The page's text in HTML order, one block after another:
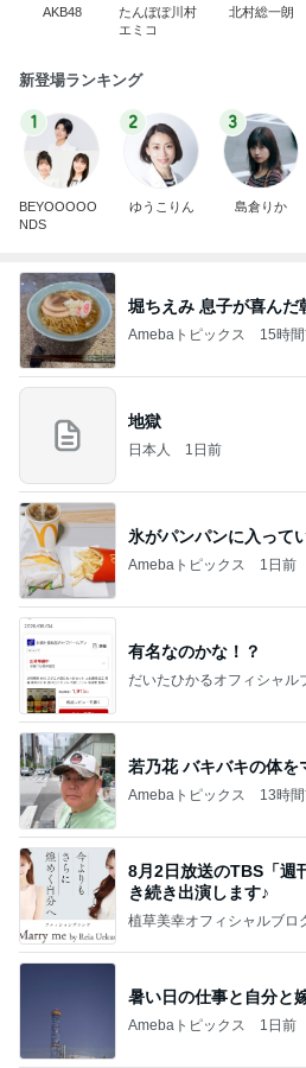
AKB48
たんぽぽ川村
エミコ
北村総一朗
新登場ランキング
1
BEYOOOOO
NDS
2
ゆうこりん
3
島倉りか
堀ちえみ 息子が喜んだ
Amebaトピックス 15時
地獄
日本人 1日前
氷がパンパンに入って
Amebaトピックス 1日前
有名なのかな！？
だいたひかるオフィシャル
若乃花 バキバキの体を
Amebaトピックス 13時
8月2日放送のTBS「週
き続き出演します♪
植草美幸オフィシャルブロ
暑い日の仕事と自分と
Amebaトピックス 1日前